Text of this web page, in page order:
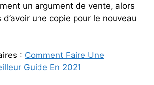
un argument de vente, alors
une copie pour le nouveau
: Comment Faire Une
Guide En 2021